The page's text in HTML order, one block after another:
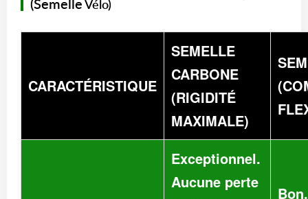
Vélo)
CARACTÉRISTIQUE
SEMELLE
CARBONE
(RIGIDITÉ
MAXIMALE)
Exceptionnel.
Aucune perte